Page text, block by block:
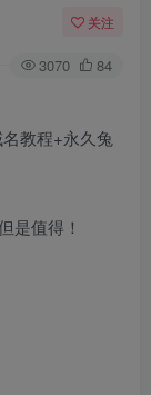
关注
3070 84
是值得！